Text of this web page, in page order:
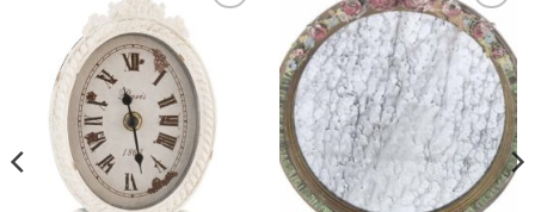
Add to
wishlist